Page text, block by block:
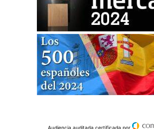
Audiencia auditada certificada por